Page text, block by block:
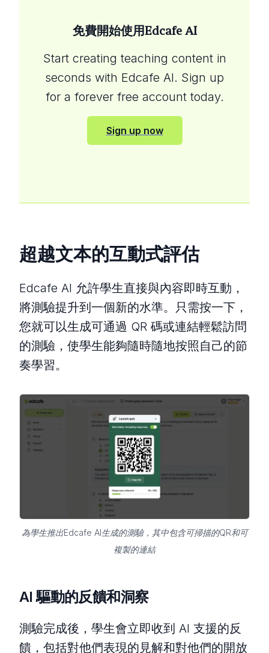
免費開始使用Edcafe AI
Start creating teaching content in
seconds with Edcafe AI. Sign up
for a forever free account today.
Sign up now
超越文本的互動式評估
Edcafe AI 允許學生直接與內容即時互動，
將測驗提升到一個新的水準。只需按一下，
您就可以生成可通過 QR 碼或連結輕鬆訪問
的測驗，使學生能夠隨時隨地按照自己的節
奏學習。
為學生推出Edcafe AI生成的測驗，其中包含可掃描的QR和可
複製的連結
AI 驅動的反饋和洞察
測驗完成後，學生會立即收到 AI 支援的反
饋，包括對他們表現的見解和對他們的開放